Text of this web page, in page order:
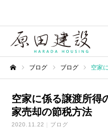
ブログ ブログ 空家に
空家に係る譲渡所得
家売却の節税方法
2020.11.22 ブログ